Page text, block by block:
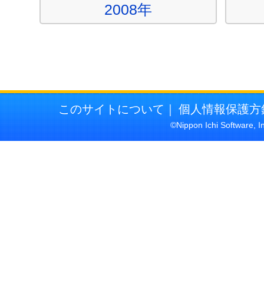
2008年
このサイトについて｜ 個人情報保護方
©Nippon Ichi Software,